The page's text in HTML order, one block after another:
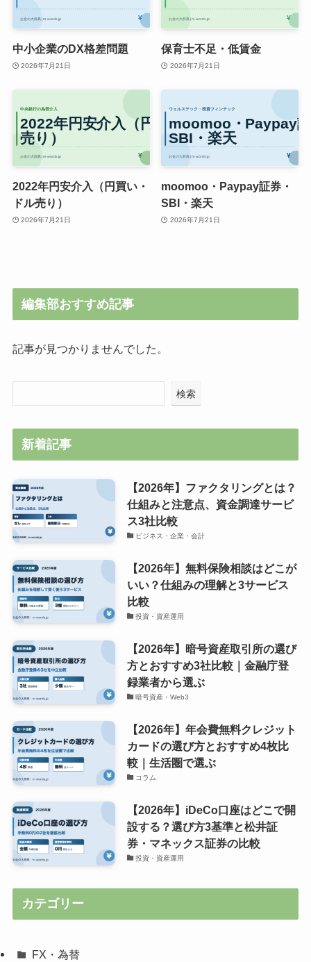
中小企業のDX格差問題
2026年7月21日
保育士不足・低賃金
2026年7月21日
2022年円安介入（円買い・
ドル売り）
2026年7月21日
moomoo・Paypay証券・
SBI・楽天
2026年7月21日
編集部おすすめ記事
記事が見つかりませんでした。
検索
新着記事
【2026年】ファクタリングとは？
仕組みと注意点、資金調達サービ
ス3社比較
ビジネス・企業・会計
【2026年】無料保険相談はどこが
いい？仕組みの理解と3サービス
比較
投資・資産運用
【2026年】暗号資産取引所の選び
方とおすすめ3社比較｜金融庁登
録業者から選ぶ
暗号資産・Web3
【2026年】年会費無料クレジット
カードの選び方とおすすめ4枚比
較｜生活圏で選ぶ
コラム
【2026年】iDeCo口座はどこで開
設する？選び方3基準と松井証
券・マネックス証券の比較
投資・資産運用
カテゴリー
FX・為替